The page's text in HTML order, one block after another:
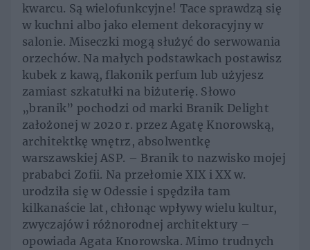
kwarcu. Są wielofunkcyjne! Tace sprawdzą się
w kuchni albo jako element dekoracyjny w
salonie. Miseczki mogą służyć do serwowania
orzechów. Na małych podstawkach postawisz
kubek z kawą, flakonik perfum lub użyjesz
zamiast szkatułki na biżuterię. Słowo
„branik” pochodzi od marki Branik Delight
założonej w 2020 r. przez Agatę Knorowską,
architektkę wnętrz, absolwentkę
warszawskiej ASP. – Branik to nazwisko mojej
prababci Zofii. Na przełomie XIX i XX w.
urodziła się w Odessie i spędziła tam
kilkanaście lat, chłonąc wpływy wielu kultur,
zwyczajów i różnorodnej architektury –
opowiada Agata Knorowska. Mimo trudnych